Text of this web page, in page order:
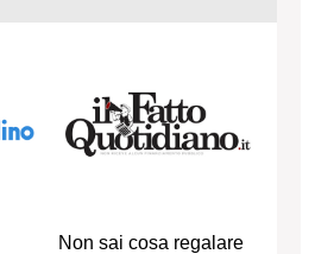
Non sai cosa regalare